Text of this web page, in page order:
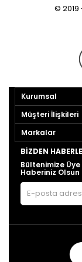
©
Kurumsal
Müşteri İlişkileri
Markalar
BIZDEN
Bültenimize
Haberiniz Olsun